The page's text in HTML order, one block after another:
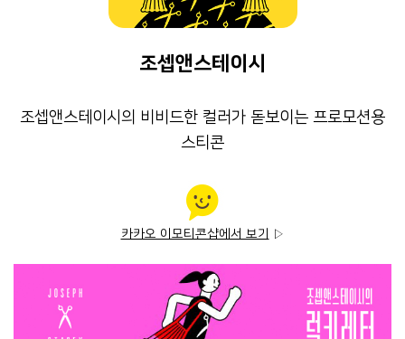
조셉앤스테이시
조셉앤스테이시의 비비드한 컬러가 돋보이는 프로모션용
스티콘
카카오 이모티콘샵에서 보기 ▷